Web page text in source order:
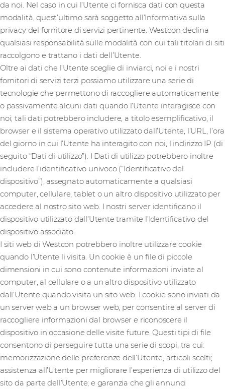
da noi. Nel caso in cui l’Utente ci fornisca dati con questa
modalità, quest’ultimo sarà soggetto all’Informativa sulla
privacy del fornitore di servizi pertinente. Westcon declina
qualsiasi responsabilità sulle modalità con cui tali titolari di siti
raccolgono e trattano i dati dell’Utente.
Oltre ai dati che l’Utente sceglie di inviarci, noi e i nostri
fornitori di servizi terzi possiamo utilizzare una serie di
tecnologie che permettono di raccogliere automaticamente
o passivamente alcuni dati quando l’Utente interagisce con
noi; tali dati potrebbero includere, a titolo esemplificativo, il
browser e il sistema operativo utilizzato dall’Utente, l’URL, l’ora
del giorno in cui l’Utente ha interagito con noi, l’indirizzo IP (di
seguito “Dati di utilizzo”). I Dati di utilizzo potrebbero inoltre
includere l’identificativo univoco (“Identificativo del
dispositivo”), assegnato automaticamente a qualsiasi
computer, cellulare, tablet o un altro dispositivo utilizzato per
accedere al nostro sito web. I nostri server identificano il
dispositivo utilizzato dall’Utente tramite l’Identificativo del
dispositivo associato.
I siti web di Westcon potrebbero inoltre utilizzare cookie
quando l’Utente li visita. Un cookie è un file di piccole
dimensioni in cui sono contenute informazioni inviate al
computer, al cellulare o a un altro dispositivo utilizzato
dall’Utente quando visita un sito web. I cookie sono inviati da
un server web a un browser web, per consentire al server di
raccogliere informazioni dal browser e riconoscere il
dispositivo in occasione delle visite future. Questi tipi di file
consentono di perseguire tutta una serie di scopi, tra cui:
memorizzazione delle preferenze dell’Utente, articoli scelti;
assistenza all’Utente per migliorare l’esperienza di utilizzo del
sito da parte dell’Utente; e garanzia che gli annunci